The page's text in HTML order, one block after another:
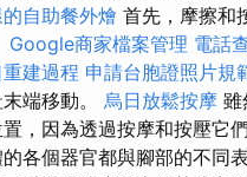
自助餐外燴 首先，摩擦和
Google商家檔案管理 電話
建過程 申請台胞證照片規
端移動。 烏日放鬆按摩 雖
置，因為透過按摩和按壓它
各個器官都與腳部的不同